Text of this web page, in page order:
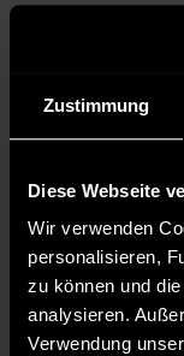
Zustimmung
Diese Webseite
Wir verwenden
personalisieren,
zu können und
analysieren.
Verwendung
Business-Look
diese Chinohose
Pflegehinweise
Pflegeleicht
Bleichen nicht
Nicht
Bügeln mit